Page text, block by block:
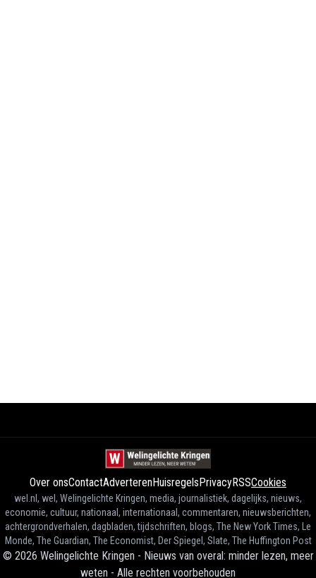
Over onsContactAdverterenHuisregels PrivacyRSSCookies
wel.nl, wel, Welingelichte Kringen, media, journalistiek, dagelijks, nieuws,
economie, cultuur, nationaal, internationaal, commentaren, nieuwsberichten,
achtergrondverhalen, dagbladen, tijdschriften, blogs, The New York Times, Le
Monde, The Guardian, The Economist, Der Spiegel, Slate, The Huffington Post
© 2026 Welingelichte Kringen - Nieuws van overal: minder lezen, meer
weten - Alle rechten voorbehouden